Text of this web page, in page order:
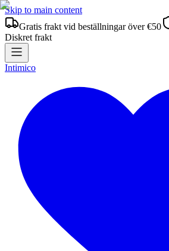
Skip to main content
Gratis frakt vid beställningar över €50
Diskret frakt
Intimico